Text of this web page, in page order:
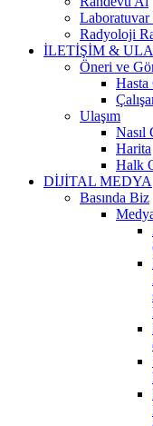
Laboratuvar
Radyoloji
İLETİŞİM &
Öneri ve
Hasta
Ulaşım
Nasıl
Harita
Halk
DİJİTAL MEDYA
Basında Biz